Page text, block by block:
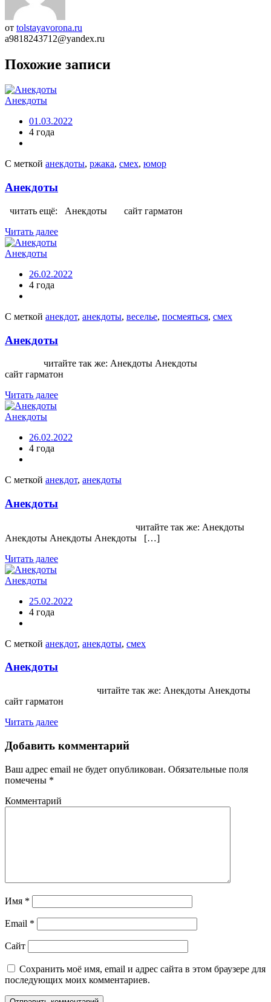
от tolstayavorona.ru
a9818243712@yandex.ru
Похожие записи
Анекдоты
01.03.2022
4 года
С меткой анекдоты, ржака, смех, юмор
Анекдоты
читать ещё: Анекдоты сайт гарматон
Читать далее
Анекдоты
26.02.2022
4 года
С меткой анекдот, анекдоты, веселье, посмеяться, смех
Анекдоты
читайте так же: Анекдоты Анекдоты
сайт гарматон
Читать далее
Анекдоты
26.02.2022
4 года
С меткой анекдот, анекдоты
Анекдоты
читайте так же: Анекдоты
Анекдоты Анекдоты Анекдоты […]
Читать далее
Анекдоты
25.02.2022
4 года
С меткой анекдот, анекдоты, смех
Анекдоты
читайте так же: Анекдоты Анекдоты
сайт гарматон
Читать далее
Добавить комментарий
Ваш адрес email не будет опубликован. Обязательные поля
помечены *
Комментарий
Имя *
Email *
Сайт
Сохранить моё имя, email и адрес сайта в этом браузере для
последующих моих комментариев.